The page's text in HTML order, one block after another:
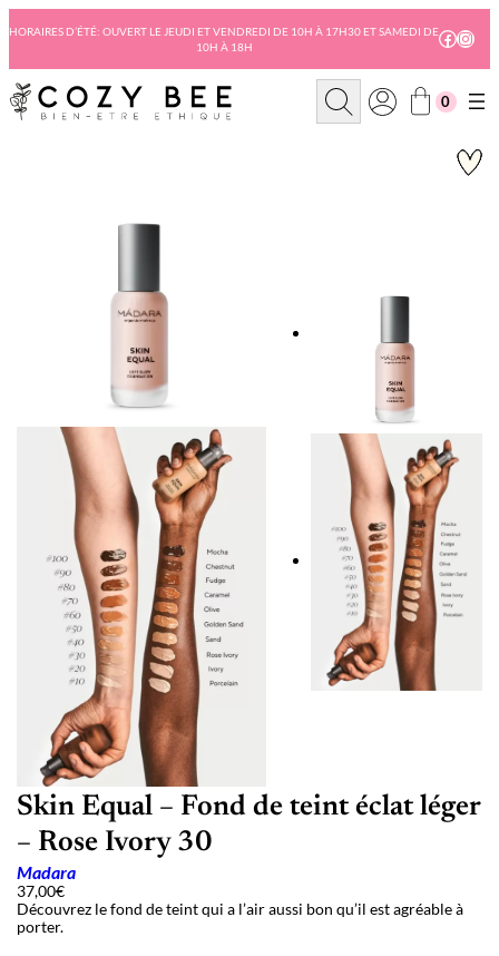
au
HORAIRES D’ÉTÉ: OUVERT LE JEUDI ET VENDREDI DE 10H À 17H30 ET SAMEDI DE
10H À 18H
R
c
0
Skin Equal – Fond de teint éclat léger
– Rose Ivory 30
Madara
37,00€
Découvrez le fond de teint qui a l’air aussi bon qu’il est agréable à
porter.